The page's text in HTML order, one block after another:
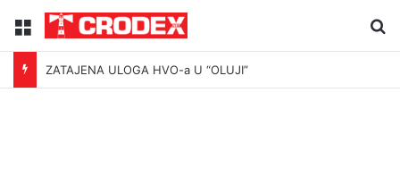
Menu
ZATAJENA ULOGA HVO-a U “OLUJI”